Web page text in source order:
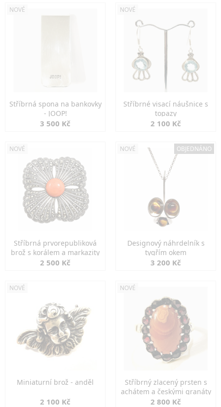
NOVÉ
Stříbrná spona na bankovky
- JOOP!
3 500 Kč
NOVÉ
Stříbrné visací náušnice s
topazy
2 100 Kč
NOVÉ
Stříbrná prvorepubliková
brož s korálem a markazity
2 500 Kč
NOVÉ OBJEDNÁNO
Designový náhrdelník s
tygřím okem
3 200 Kč
NOVÉ
Miniaturní brož - anděl
2 100 Kč
NOVÉ
Stříbrný zlacený prsten s
achátem a českými granáty
2 800 Kč